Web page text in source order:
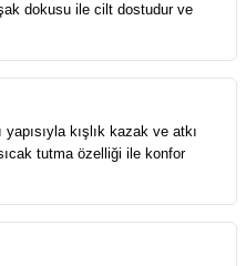
dokusu ile cilt dostudur ve
kışlık kazak ve atkı
tutma özelliği ile konfor